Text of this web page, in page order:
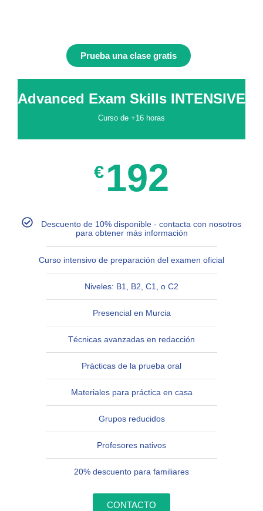
Prueba una clase gratis
Advanced Exam Skills INTENSIVE
Curso de +16 horas
€ 192
Descuento de 10% disponible - contacta con nosotros
para obtener más información
Curso intensivo de preparación del examen oficial
Niveles: B1, B2, C1, o C2
Presencial en Murcia
Técnicas avanzadas en redacción
Prácticas de la prueba oral
Materiales para práctica en casa
Grupos reducidos
Profesores nativos
20% descuento para familiares
CONTACTO